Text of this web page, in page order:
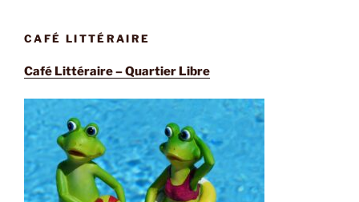
CAFÉ LITTÉRAIRE
Café Littéraire – Quartier Libre